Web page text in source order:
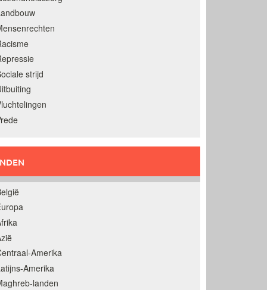
strijd
Amerika
Amerika
landen